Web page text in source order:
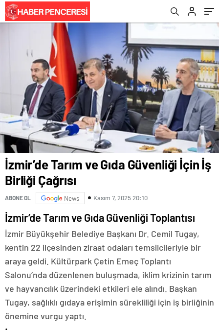
İzmir’de Tarım ve Gıda Güvenliği İçin İş
Birliği Çağrısı
ABONE OL News Kasım 7, 2025 20:10
İzmir’de Tarım ve Gıda Güvenliği Toplantısı
İzmir Büyükşehir Belediye Başkanı Dr. Cemil Tugay,
kentin 22 ilçesinden ziraat odaları temsilcileriyle bir
araya geldi. Kültürpark Çetin Emeç Toplantı
Salonu’nda düzenlenen buluşmada, iklim krizinin tarım
ve hayvancılık üzerindeki etkileri ele alındı. Başkan
Tugay, sağlıklı gıdaya erişimin sürekliliği için iş birliğinin
önemine vurgu yaptı.